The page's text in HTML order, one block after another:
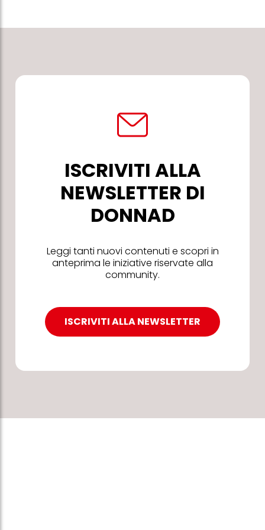
ISCRIVITI ALLA
NEWSLETTER DI
DONNAD
Leggi tanti nuovi contenuti e scopri in
anteprima le iniziative riservate alla
community.
ISCRIVITI ALLA NEWSLETTER